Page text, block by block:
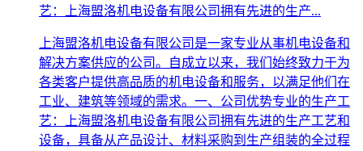
艺：上海盟洛机电设备有限公司拥有先进的生产...
上海盟洛机电设备有限公司是一家专业从事机电设备和
解决方案供应的公司。自成立以来，我们始终致力于为
各类客户提供高品质的机电设备和服务，以满足他们在
工业、建筑等领域的需求。一、公司优势专业的生产工
艺：上海盟洛机电设备有限公司拥有先进的生产工艺和
设备，具备从产品设计、材料采购到生产组装的全过程